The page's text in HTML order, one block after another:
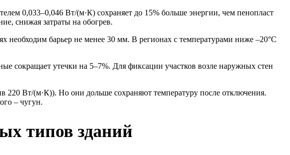
0,033–0,046 Вт/(м·К) сохраняет до 15% больше энергии, чем пенопласт
снижая затраты на обогрев.
барьер не менее 30 мм. В регионах с температурами ниже –20°C
сокращает утечки на 5–7%. Для фиксации участков возле наружных стен
220 Вт/(м·К)). Но они дольше сохраняют температуру после отключения.
– чугун.
типов зданий